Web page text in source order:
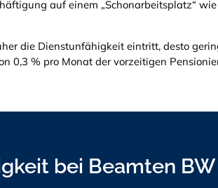
auf einem „Schonarbeitsplatz“
die Dienstunfähigkeit eintritt, desto
0,3 % pro Monat der vorzeitigen
bei Beamten